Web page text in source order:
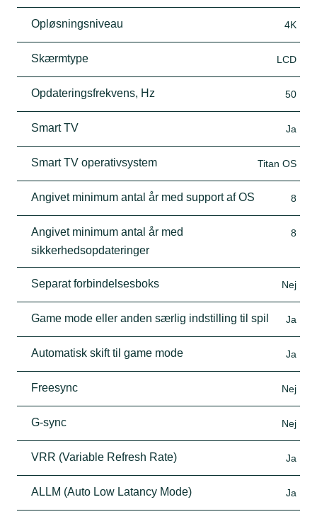
Opløsningsniveau 4K
Skærmtype LCD
Opdateringsfrekvens, Hz 50
Smart TV Ja
Smart TV operativsystem Titan OS
Angivet minimum antal år med support af OS 8
Angivet minimum antal år med
sikkerhedsopdateringer
8
Separat forbindelsesboks Nej
Game mode eller anden særlig indstilling til spil Ja
Automatisk skift til game mode Ja
Freesync Nej
G-sync Nej
VRR (Variable Refresh Rate) Ja
ALLM (Auto Low Latancy Mode) Ja